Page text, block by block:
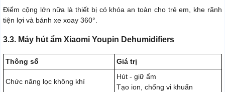
Điểm cộng lớn nữa là thiết bị có khóa an toàn cho trẻ em, khe rãnh
tiện lợi và bánh xe xoay 360°.
3.3. Máy hút ẩm Xiaomi Youpin Dehumidifiers
Thông số Giá trị
Chức năng lọc không khí
Hút - giữ ẩm
Tạo ion, chống vi khuẩn